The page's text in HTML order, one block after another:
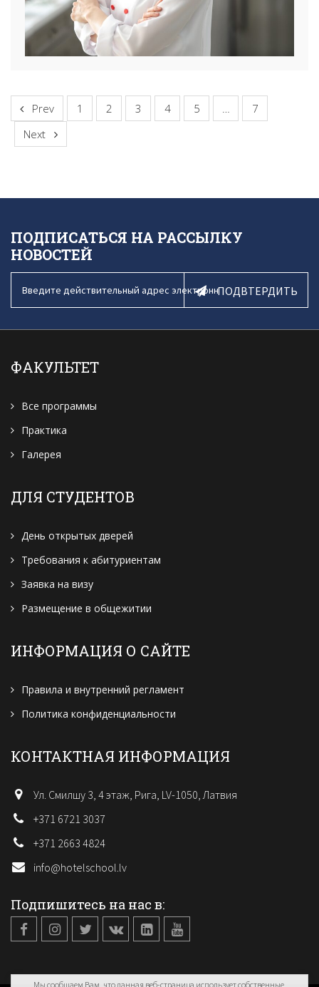
Prev 1 2 3 4 5 …
7
Next
ПОДПИСАТЬСЯ НА РАССЫЛКУ
НОВОСТЕЙ
ПОДВТЕРДИТЬ
ФАКУЛЬТЕТ
Все программы
Практика
Галерея
ДЛЯ СТУДЕНТОВ
День открытых дверей
Требования к абитуриентам
Заявка на визу
Размещение в общежитии
ИНФОРМАЦИЯ О САЙТЕ
Правила и внутренний регламент
Политика конфиденциальности
КОНТАКТНАЯ ИНФОРМАЦИЯ
Ул. Смилшу 3, 4 этаж, Рига, LV-1050, Латвия
+371 6721 3037
+371 2663 4824
info@hotelschool.lv
Подпишитесь на нас в:
Мы сообщаем Вам, что данная веб-страница использует собственные,